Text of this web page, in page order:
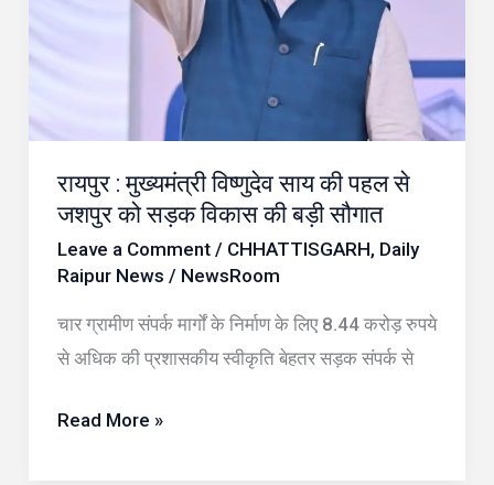
रायपुर : मुख्यमंत्री विष्णुदेव साय की पहल से
जशपुर को सड़क विकास की बड़ी सौगात
Leave a Comment / CHHATTISGARH, Daily
Raipur News / NewsRoom
चार ग्रामीण संपर्क मार्गों के निर्माण के लिए 8.44 करोड़ रुपये
से अधिक की प्रशासकीय स्वीकृति बेहतर सड़क संपर्क से
सड़क
विकास
की
बड़ी
सौगात
Read More »